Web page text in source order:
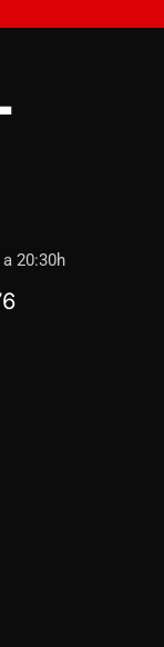
20:30h